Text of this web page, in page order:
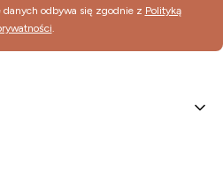
odbywa się zgodnie z Polityką
.